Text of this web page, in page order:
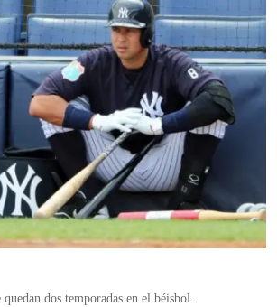
dos temporadas en el béisbol.